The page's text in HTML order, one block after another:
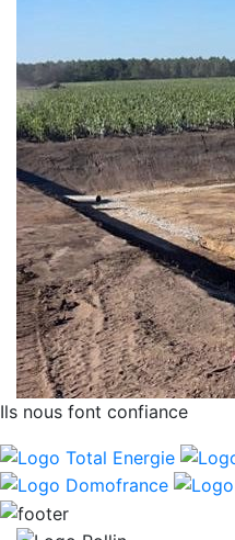
Ils nous font confiance